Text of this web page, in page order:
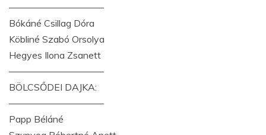
——————————
Bókáné Csillag Dóra
Köbliné Szabó Orsolya
Hegyes Ilona Zsanett
——————————
BÖLCSŐDEI DAJKA:
——————————
Papp Béláné